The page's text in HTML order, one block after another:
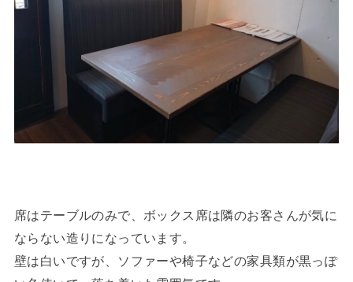
席はテーブルのみで、ボックス席は隣のお客さんが気に
ならない造りになっています。
壁は白いですが、ソファーや椅子などの家具類が黒っぽ